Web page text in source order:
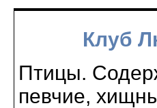
Клуб
Птицы.
певчие,